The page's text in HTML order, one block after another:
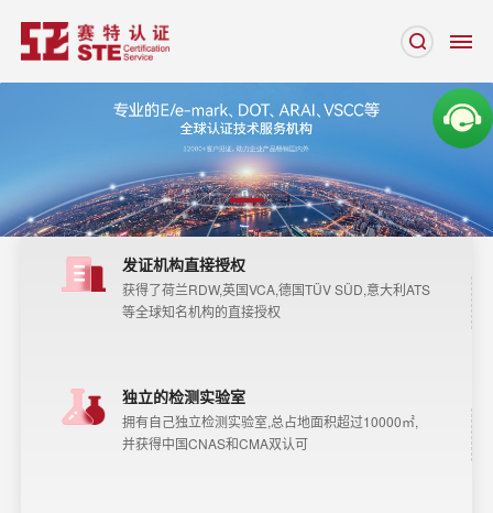
发证机构直接授权
获得了荷兰RDW,英国VCA,德国TÜV SÜD,意大利ATS
等全球知名机构的直接授权
独立的检测实验室
拥有自己独立检测实验室,总占地面积超过10000㎡,
并获得中国CNAS和CMA双认可